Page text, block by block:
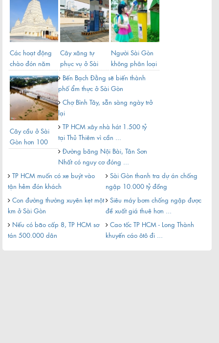
Các hoạt động
chào đón năm
mới 2019
Cây xăng tự
phục vụ ở Sài
Gòn
Người Sài Gòn
không phân loại
rác sẽ bị phạt
đến ...
Cây cầu ở Sài
Gòn hơn 100
Bến Bạch Đằng sẽ biến thành
phố ẩm thực ở Sài Gòn
Chợ Bình Tây, sẵn sàng ngày trở
lại
TP HCM xây nhà hát 1.500 tỷ
tại Thủ Thiêm vì cần ...
Đường băng Nội Bài, Tân Sơn
Nhất có nguy cơ đóng ...
TP HCM muốn có xe buýt vào
tận hẻm đón khách
Sài Gòn thanh tra dự án chống
ngập 10.000 tỷ đồng
Con đường thường xuyên kẹt một
km ở Sài Gòn
Siêu máy bơm chống ngập được
đề xuất giá thuê hơn ...
Nếu có bão cấp 8, TP HCM sơ
tán 500.000 dân
Cao tốc TP HCM - Long Thành
khuyến cáo ôtô đi ...